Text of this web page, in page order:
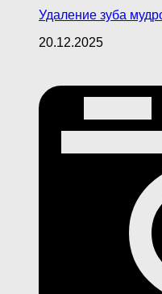
Удаление зуба
20.12.2025